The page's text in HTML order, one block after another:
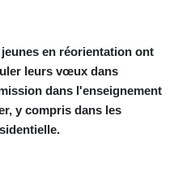
en réorientation ont
leurs vœux dans
dans l'enseignement
y compris dans les